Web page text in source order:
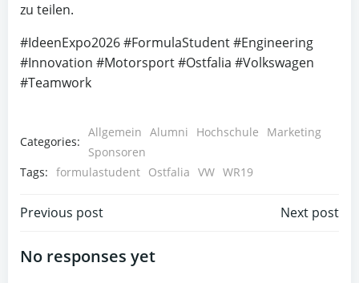
zu teilen.
#IdeenExpo2026 #FormulaStudent #Engineering
#Innovation #Motorsport #Ostfalia #Volkswagen
#Teamwork
Categories:
Allgemein Alumni Hochschule
Marketing
Sponsoren
Tags: formulastudent Ostfalia VW WR19
Post
navigation
Previous post Next post
No responses yet